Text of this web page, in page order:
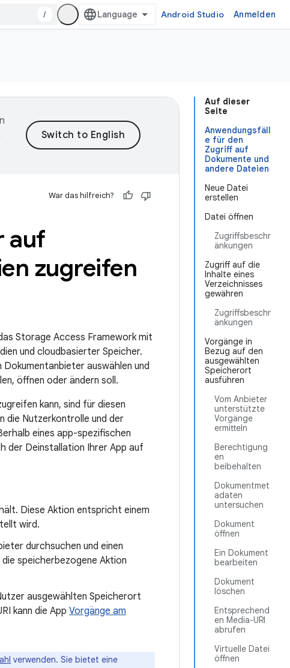
/ Android Studio Anmelden
Auf dieser
Seite
Anwendungsfäll
e für den
Zugriff auf
Dokumente und
andere Dateien
Neue Datei
erstellen
Datei öffnen
Zugriffsbeschr
änkungen
Zugriff auf die
Inhalte eines
Verzeichnisses
gewähren
Zugriffsbeschr
änkungen
Vorgänge in
Bezug auf den
ausgewählten
Speicherort
ausführen
Vom Anbieter
unterstützte
Vorgänge
ermitteln
Berechtigung
en
beibehalten
Dokumentmet
adaten
untersuchen
Dokument
öffnen
Ein Dokument
bearbeiten
Dokument
löschen
Entsprechend
en Media-URI
abrufen
Virtuelle Datei
öffnen
War das hilfreich?
auf
zugreifen
Storage Access Framework mit
und cloudbasierter Speicher.
auswählen und
öffnen oder ändern soll.
kann, sind für diesen
die Nutzerkontrolle und der
eines app-spezifischen
der Deinstallation Ihrer App auf
Diese Aktion entspricht einem
wird.
durchsuchen und einen
speicherbezogene Aktion
ausgewählten Speicherort
kann die App Vorgänge am
verwenden. Sie bietet eine